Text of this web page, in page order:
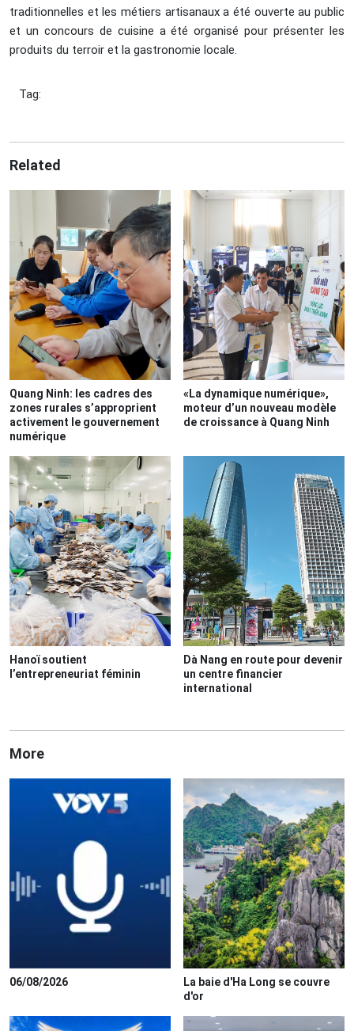
traditionnelles et les métiers artisanaux a été ouverte au public
et un concours de cuisine a été organisé pour présenter les
produits du terroir et la gastronomie locale.
Tag:
Related
Quang Ninh: les cadres des
zones rurales s’approprient
activement le gouvernement
numérique
«La dynamique numérique»,
moteur d’un nouveau modèle
de croissance à Quang Ninh
Hanoï soutient
l’entrepreneuriat féminin
Dà Nang en route pour devenir
un centre financier
international
More
06/08/2026
La baie d'Ha Long se couvre
d'or